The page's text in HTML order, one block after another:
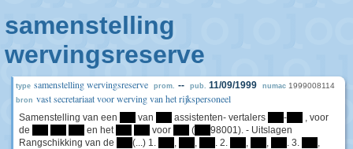
samenstelling
wervingsreserve
type samenstelling wervingsreserve prom. -- pub. 11/09/1999 numac 1999008114
bron vast secretariaat voor werving van het rijkspersoneel
Samenstelling van een van assistenten- vertalers -
, voor
de
en het voor (
98001). - Uitslagen
Rangschikking van de
(...) 1. , , . 2. , , . 3.
,